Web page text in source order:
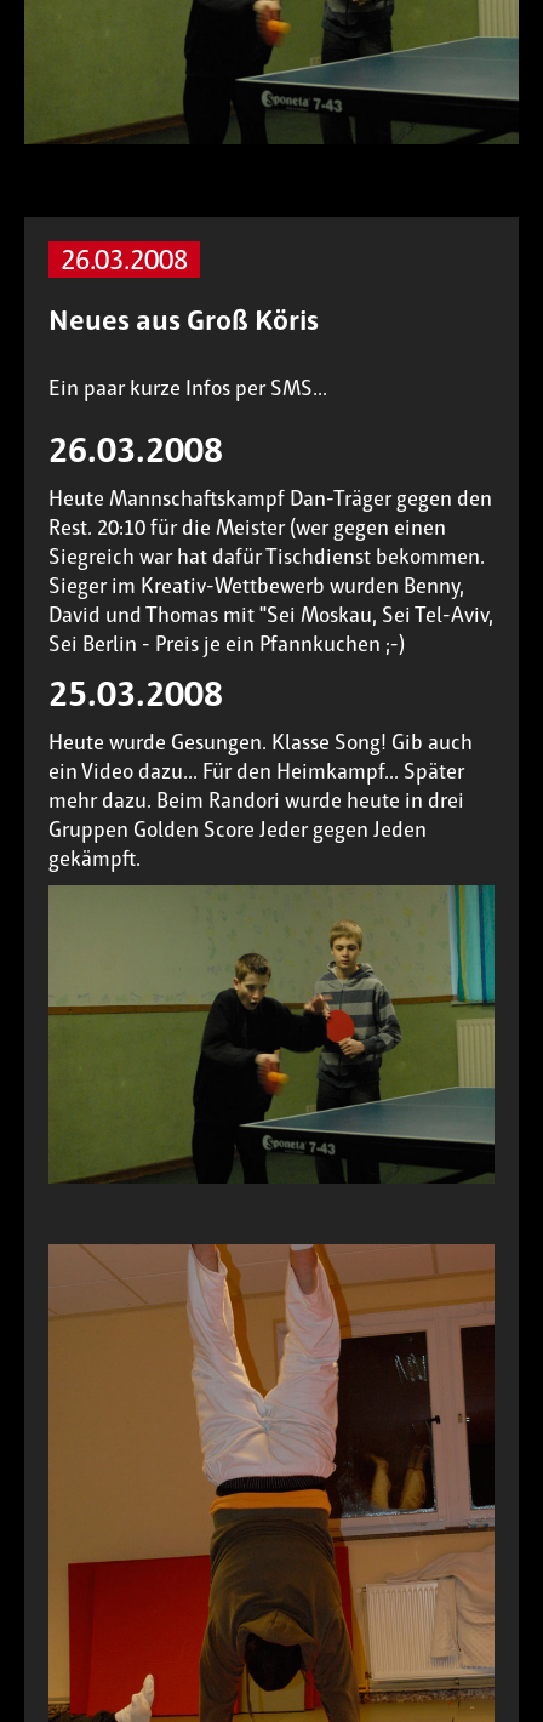
26.03.2008
Neues aus Groß Köris
Ein paar kurze Infos per SMS...
26.03.2008
Heute Mannschaftskampf Dan-Träger gegen den
Rest. 20:10 für die Meister (wer gegen einen
Siegreich war hat dafür Tischdienst bekommen.
Sieger im Kreativ-Wettbewerb wurden Benny,
David und Thomas mit "Sei Moskau, Sei Tel-Aviv,
Sei Berlin - Preis je ein Pfannkuchen ;-)
25.03.2008
Heute wurde Gesungen. Klasse Song! Gib auch
ein Video dazu... Für den Heimkampf... Später
mehr dazu. Beim Randori wurde heute in drei
Gruppen Golden Score Jeder gegen Jeden
gekämpft.